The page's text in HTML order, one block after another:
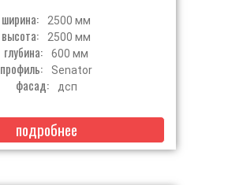
ширина: 2500 мм
высота: 2500 мм
глубина: 600 мм
профиль: Senator
фасад: дсп
подробнее